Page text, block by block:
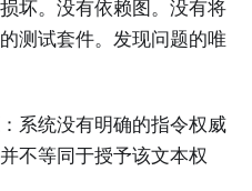
坏。没有依赖图。没有将
测试套件。发现问题的唯
系统没有明确的指令权威
不等同于授予该文本权